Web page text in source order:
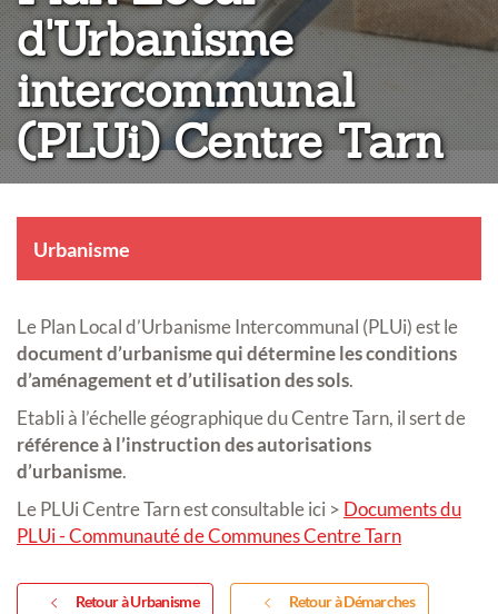
d'Urbanisme
intercommunal
(PLUi) Centre Tarn
Urbanisme
Le Plan Local d’Urbanisme Intercommunal (PLUi) est le
document d’urbanisme qui détermine les conditions
d’aménagement et d’utilisation des sols.
Etabli à l’échelle géographique du Centre Tarn, il sert de
référence à l’instruction des autorisations
d’urbanisme.
Le PLUi Centre Tarn est consultable ici > Documents du
PLUi - Communauté de Communes Centre Tarn
Retour à Urbanisme Retour à Démarches